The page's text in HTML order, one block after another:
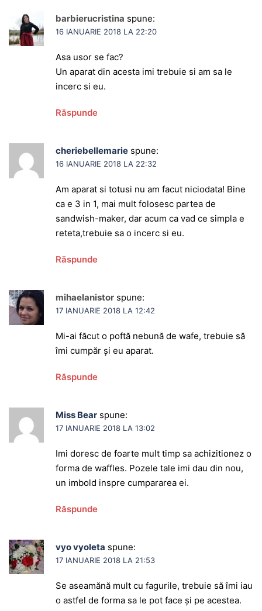
barbierucristina spune:
16 IANUARIE 2018 LA 22:20
Asa usor se fac?
Un aparat din acesta imi trebuie si am sa le
incerc si eu.
Răspunde
cheriebellemarie spune:
16 IANUARIE 2018 LA 22:32
Am aparat si totusi nu am facut niciodata! Bine
ca e 3 in 1, mai mult folosesc partea de
sandwish-maker, dar acum ca vad ce simpla e
reteta,trebuie sa o incerc si eu.
Răspunde
mihaelanistor spune:
17 IANUARIE 2018 LA 12:42
Mi-ai făcut o poftă nebună de wafe, trebuie să
îmi cumpăr și eu aparat.
Răspunde
Miss Bear spune:
17 IANUARIE 2018 LA 13:02
Imi doresc de foarte mult timp sa achizitionez o
forma de waffles. Pozele tale imi dau din nou,
un imbold inspre cumpararea ei.
Răspunde
vyo vyoleta spune:
17 IANUARIE 2018 LA 21:53
Se aseamănă mult cu fagurile, trebuie să îmi iau
o astfel de forma sa le pot face și pe acestea.